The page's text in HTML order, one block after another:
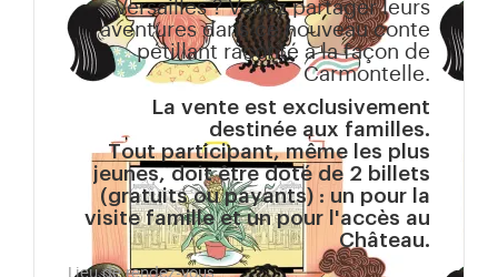
Versailles ? Venez partager leurs
aventures dans ce nouveau conte
pétillant raconté à la façon de
Carmontelle.
La vente est exclusivement
destinée aux familles.
Tout participant, même les plus
jeunes, doit être doté de 2 billets
(gratuits ou payants) : un pour la
visite famille et un pour l'accès au
Château.
Lieu de rendez-vous